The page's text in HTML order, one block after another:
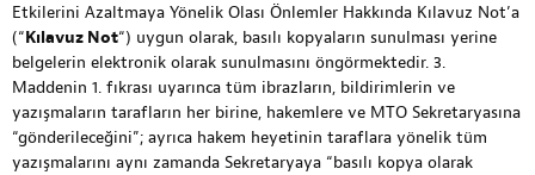
Etkilerini Azaltmaya Yönelik Olası Önlemler Hakkında Kılavuz Not’a
(“Kılavuz Not“) uygun olarak, basılı kopyaların sunulması yerine
belgelerin elektronik olarak sunulmasını öngörmektedir. 3.
Maddenin 1. fıkrası uyarınca tüm ibrazların, bildirimlerin ve
yazışmaların tarafların her birine, hakemlere ve MTO Sekretaryasına
“gönderileceğini”; ayrıca hakem heyetinin taraflara yönelik tüm
yazışmalarını aynı zamanda Sekretaryaya “basılı kopya olarak